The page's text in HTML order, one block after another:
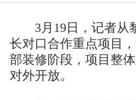
3月19日，记者从
长对口合作重点项目
部装修阶段，项目整
对外开放。